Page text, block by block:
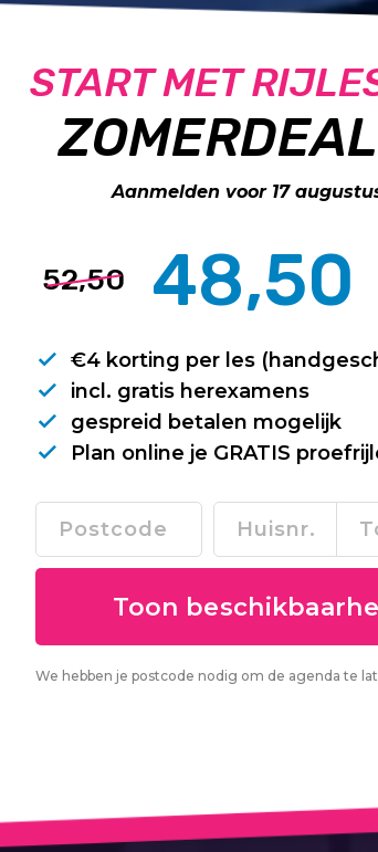
START MET
Aanmelden voor 17
52,50 48,50
€4 korting per les
incl. gratis herexamens
gespreid betalen mogelijk
Plan online je GRATIS
We hebben je postcode nodig om de agenda te